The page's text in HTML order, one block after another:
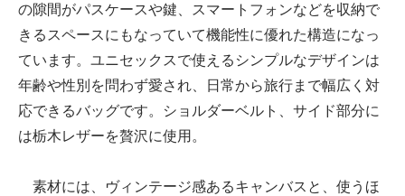
の隙間がパスケースや鍵、スマートフォンなどを収納で
きるスペースにもなっていて機能性に優れた構造になっ
ています。ユニセックスで使えるシンプルなデザインは
年齢や性別を問わず愛され、日常から旅行まで幅広く対
応できるバッグです。ショルダーベルト、サイド部分に
は栃木レザーを贅沢に使用。
素材には、ヴィンテージ感あるキャンバスと、使うほ